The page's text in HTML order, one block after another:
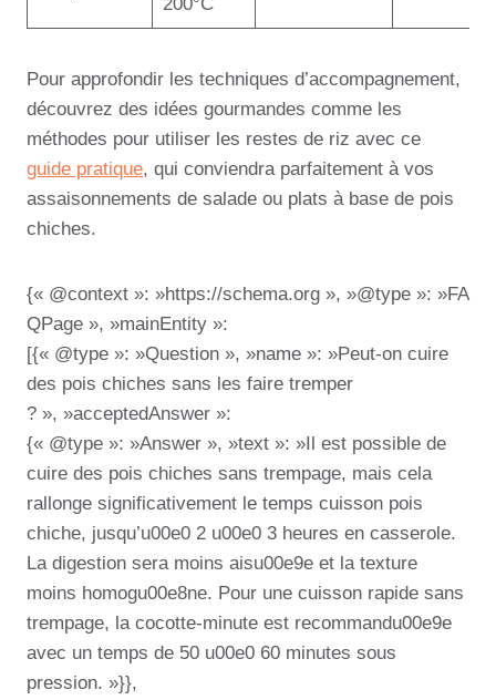
Pour approfondir les techniques d’accompagnement,
découvrez des idées gourmandes comme les
méthodes pour utiliser les restes de riz avec ce
guide pratique, qui conviendra parfaitement à vos
assaisonnements de salade ou plats à base de pois
chiches.
{« @context »: »https://schema.org », »@type »: »FA
QPage », »mainEntity »:
[{« @type »: »Question », »name »: »Peut-on cuire
des pois chiches sans les faire tremper
? », »acceptedAnswer »:
{« @type »: »Answer », »text »: »Il est possible de
cuire des pois chiches sans trempage, mais cela
rallonge significativement le temps cuisson pois
chiche, jusqu’u00e0 2 u00e0 3 heures en casserole.
La digestion sera moins aisu00e9e et la texture
moins homogu00e8ne. Pour une cuisson rapide sans
trempage, la cocotte-minute est recommandu00e9e
avec un temps de 50 u00e0 60 minutes sous
pression. »}},